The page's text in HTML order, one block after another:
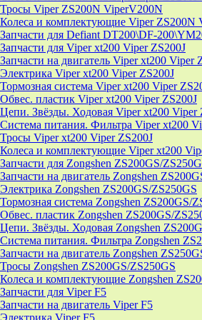
Тросы Viper ZS200N ViperV200N
Колеса и комплектующие Viper ZS200N
Запчасти для Defiant DT200\DF-
Запчасти для Viper xt200 Viper ZS200J
Запчасти на двигатель Viper xt200 Viper
Электрика Viper xt200 Viper ZS200J
Тормозная система Viper xt200 Viper
Обвес. пластик Viper xt200 Viper ZS200J
Цепи. Звёзды. Ходовая Viper xt200 Viper
Система питания. Фильтра Viper xt200
Тросы Viper xt200 Viper ZS200J
Колеса и комплектующие Viper xt200
Запчасти для Zongshen ZS200GS/
Запчасти на двигатель Zongshen
Электрика Zongshen ZS200GS/ZS250GS
Тормозная система Zongshen ZS200GS/
Обвес. пластик Zongshen ZS200GS/
Цепи. Звёзды. Ходовая Zongshen
Система питания. Фильтра Zongshen
Запчасти на двигатель Zongshen
Тросы Zongshen ZS200GS/ZS250GS
Колеса и комплектующие Zongshen
Запчасти для Viper F5
Запчасти на двигатель Viper F5